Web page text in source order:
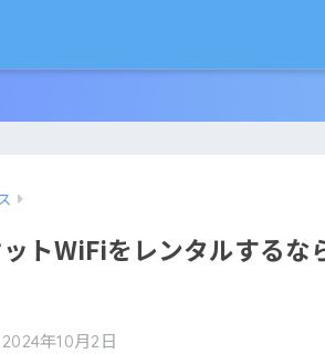
ットWiFiをレンタルする
2024年10月2日